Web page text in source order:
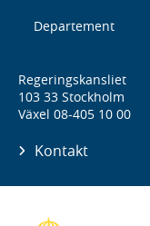
Departement
Regeringskansliet
103 33 Stockholm
Växel 08-405 10 00
Kontakt